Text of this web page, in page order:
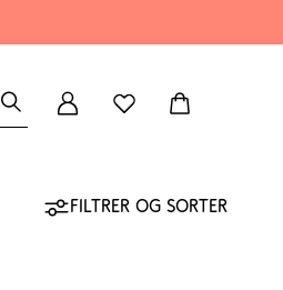
Filtrer og sorter